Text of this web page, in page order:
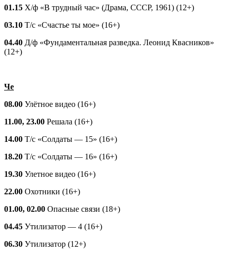
01.15 Х/ф «В трудный час» (Драма, СССР, 1961) (12+)
03.10 Т/с «Счастье ты мое» (16+)
04.40 Д/ф «Фундаментальная разведка. Леонид Квасников»
(12+)
Че
08.00 Улётное видео (16+)
11.00, 23.00 Решала (16+)
14.00 Т/с «Солдаты — 15» (16+)
18.20 Т/с «Солдаты — 16» (16+)
19.30 Улетное видео (16+)
22.00 Охотники (16+)
01.00, 02.00 Опасные связи (18+)
04.45 Утилизатор — 4 (16+)
06.30 Утилизатор (12+)